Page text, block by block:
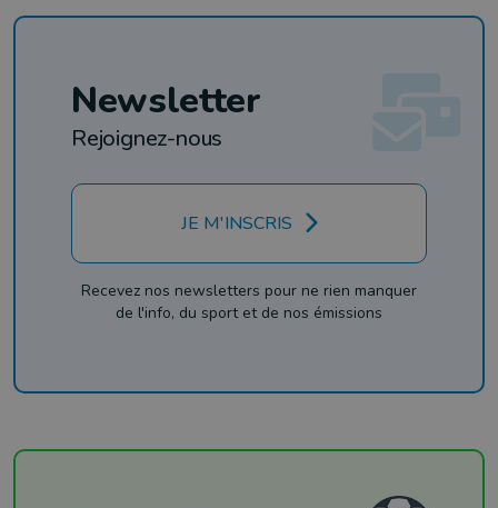
Newsletter
Rejoignez-nous
JE M'INSCRIS
Recevez nos newsletters pour ne rien manquer
de l'info, du sport et de nos émissions